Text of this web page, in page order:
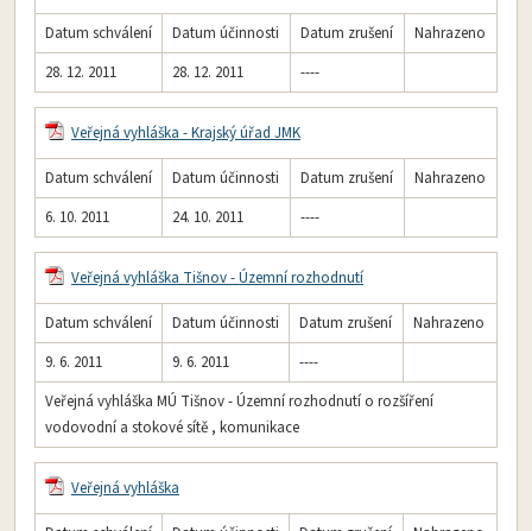
Datum schválení Datum účinnosti Datum zrušení
Nahrazeno
28. 12. 2011
28. 12. 2011 ----
Veřejná vyhláška - Krajský úřad JMK
Datum schválení Datum účinnosti Datum zrušení
Nahrazeno
6. 10. 2011
24. 10. 2011 ----
Veřejná vyhláška Tišnov - Územní rozhodnutí
Datum schválení Datum účinnosti Datum zrušení
Nahrazeno
9. 6. 2011
9. 6. 2011
----
Veřejná vyhláška MÚ Tišnov - Územní rozhodnutí o rozšíření
vodovodní a stokové sítě , komunikace
Veřejná vyhláška